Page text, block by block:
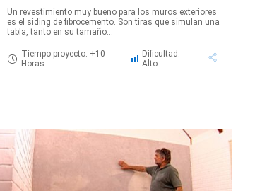
Un revestimiento muy bueno para los muros exteriores
es el siding de fibrocemento. Son tiras que simulan una
tabla, tanto en su tamaño...
Tiempo proyecto: +10
Horas
Dificultad:
Alto